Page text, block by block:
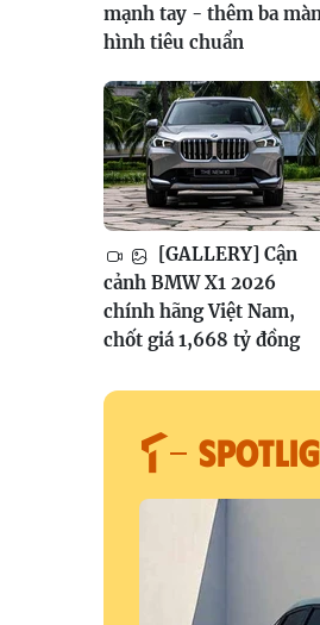
mạnh tay - thêm ba màn
hình tiêu chuẩn
[GALLERY] Cận
cảnh BMW X1 2026
chính hãng Việt Nam,
chốt giá 1,668 tỷ đồng